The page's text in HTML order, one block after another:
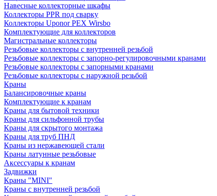
Навесные коллекторные шкафы
Коллекторы PPR под сварку
Коллекторы Uponor PEX Wirsbo
Комплектующие для коллекторов
Магистральные коллекторы
Резьбовые коллекторы с внутренней резьбой
Резьбовые коллекторы с запорно-регулировочными кранами
Резьбовые коллекторы с запорными кранами
Резьбовые коллекторы с наружной резьбой
Краны
Балансировочные краны
Комплектующие к кранам
Краны для бытовой техники
Краны для сильфонной трубы
Краны для скрытого монтажа
Краны для труб ПНД
Краны из нержавеющей стали
Краны латунные резьбовые
Аксессуары к кранам
Задвижки
Краны "MINI"
Краны с внутренней резьбой